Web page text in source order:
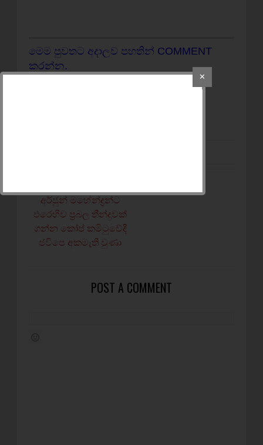
මෙම පුවතට අදාලව පහතින් COMMENT
කරන්න.
අර්ජුන් මහේන්ද්‍රන්ට
එරෙහිව ප‍්‍රබල තීන්දුවක්
ගන්න කෝප් කමිටුවේදී
ජවිපෙ අකමැති වුණා
POST A COMMENT
✕